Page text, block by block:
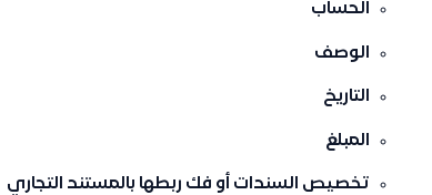
الحساب
الوصف
التاريخ
المبلغ
تخصيص السندات أو فك ربطها بالمستند التجاري